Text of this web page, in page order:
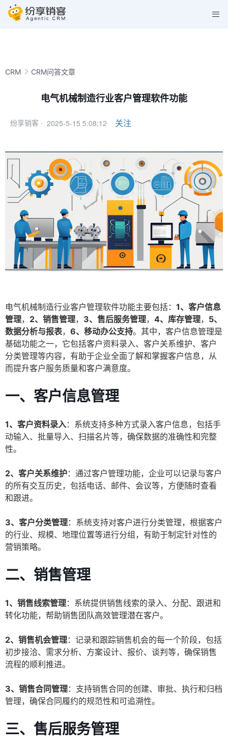
CRM CRM问答文章
电气机械制造行业客户管理软件功能
纷享销客 · 2025-5-15 5:08:12 关注
电气机械制造行业客户管理软件功能主要包括： 1、客户信息
管理， 2、销售管理， 3、售后服务管理， 4、库存管理， 5、
数据分析与报表， 6、移动办公支持。其中，客户信息管理是
基础功能之一，它包括客户资料录入、客户关系维护、客户
分类管理等内容，有助于企业全面了解和掌握客户信息，从
而提升客户服务质量和客户满意度。
一、客户信息管理
1、客户资料录入：系统支持多种方式录入客户信息，包括手
动输入、批量导入、扫描名片等，确保数据的准确性和完整
性。
2、客户关系维护：通过客户管理功能，企业可以记录与客户
的所有交互历史，包括电话、邮件、会议等，方便随时查看
和跟进。
3、客户分类管理：系统支持对客户进行分类管理，根据客户
的行业、规模、地理位置等进行分组，有助于制定针对性的
营销策略。
二、销售管理
1、销售线索管理：系统提供销售线索的录入、分配、跟进和
转化功能，帮助销售团队高效管理潜在客户。
2、销售机会管理：记录和跟踪销售机会的每一个阶段，包括
初步接洽、需求分析、方案设计、报价、谈判等，确保销售
流程的顺利推进。
3、销售合同管理：支持销售合同的创建、审批、执行和归档
管理，确保合同履约的规范性和可追溯性。
三、售后服务管理